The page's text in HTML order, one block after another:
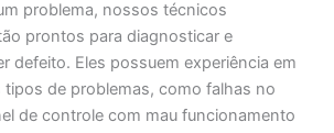
problema, nossos técnicos
prontos para diagnosticar e
defeito. Eles possuem experiência em
tipos de problemas, como falhas no
de controle com mau funcionamento